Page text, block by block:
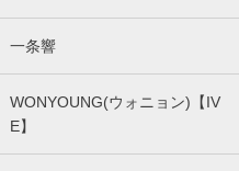
一条響
WONYOUNG(ウォニョン)【IV
E】